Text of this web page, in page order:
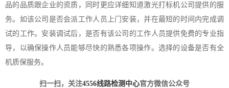
品的品质跟企业的资质，同时更应详细知道激光打标机公司提供的服
务。如该公司是否会派工作人员上门安装，并在最短的时间内完成调
试的工作。安装调试后，是否有该公司的工作人员提供免费的专业指
导，以确保操作人员能够尽快的熟悉各项操作。选择的设备是否有全
机质保服务。
扫一扫，关注4556线路检测中心官方微信公众号